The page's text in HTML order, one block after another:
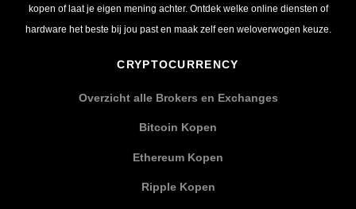
kopen of laat je eigen mening achter. Ontdek welke online diensten of
hardware het beste bij jou past en maak zelf een weloverwogen keuze.
CRYPTOCURRENCY
Overzicht alle Brokers en Exchanges
Bitcoin Kopen
Ethereum Kopen
Ripple Kopen